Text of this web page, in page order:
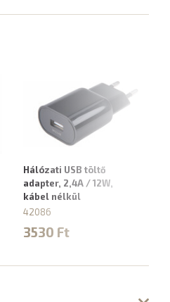
Hálózati USB töltő
adapter, 2,4A / 12W,
kábel nélkül
42086
3530 Ft